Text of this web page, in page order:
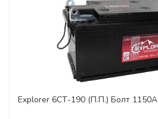
Explorer 6СТ-190 (П.П.) Болт 1150А